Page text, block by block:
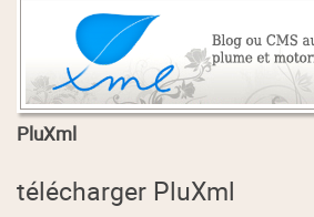
PluXml
télécharger PluXml